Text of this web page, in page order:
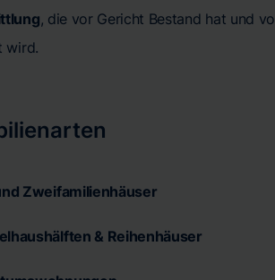
, die vor Gericht Bestand hat und
wird.
Zweifamilienhäuser
& Reihenhäuser